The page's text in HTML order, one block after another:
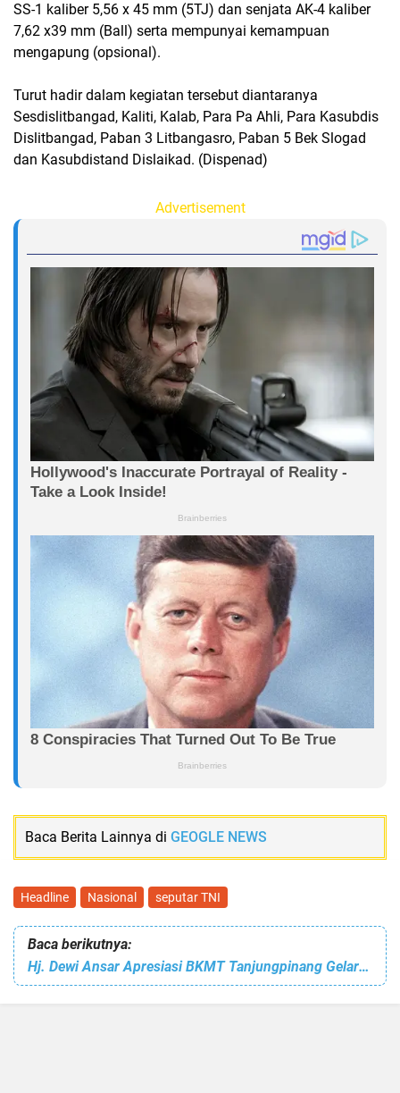
SS-1 kaliber 5,56 x 45 mm (5TJ) dan senjata AK-4 kaliber
7,62 x39 mm (Ball) serta mempunyai kemampuan
mengapung (opsional).
Turut hadir dalam kegiatan tersebut diantaranya
Sesdislitbangad, Kaliti, Kalab, Para Pa Ahli, Para Kasubdis
Dislitbangad, Paban 3 Litbangasro, Paban 5 Bek Slogad
dan Kasubdistand Dislaikad. (Dispenad)
Advertisement
Baca Berita Lainnya di GEOGLE NEWS
Headline Nasional seputar TNI
Baca berikutnya:
Hj. Dewi Ansar Apresiasi BKMT Tanjungpinang Gelar Tadarus Al-Qur'an